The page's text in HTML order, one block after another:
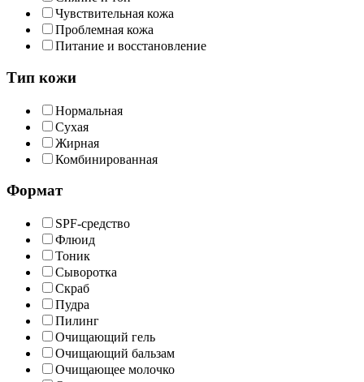
Чувствительная кожа
Проблемная кожа
Питание и восстановление
Тип кожи
Нормальная
Сухая
Жирная
Комбинированная
Формат
SPF-средство
Флюид
Тоник
Сыворотка
Скраб
Пудра
Пилинг
Очищающий гель
Очищающий бальзам
Очищающее молочко